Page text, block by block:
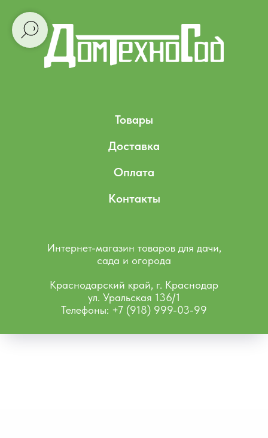
Товары
Доставка
Оплата
Контакты
Интернет-магазин товаров для дачи,
сада и огорода
Краснодарский край, г. Краснодар
ул. Уральская 136/1
Телефоны: +7 (918) 999-03-99